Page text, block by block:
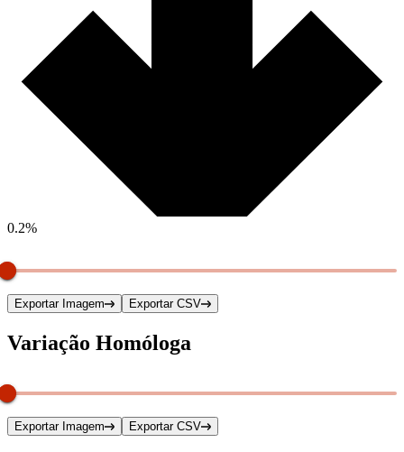
0.2%
Exportar Imagem Exportar CSV
Variação Homóloga
Exportar Imagem Exportar CSV